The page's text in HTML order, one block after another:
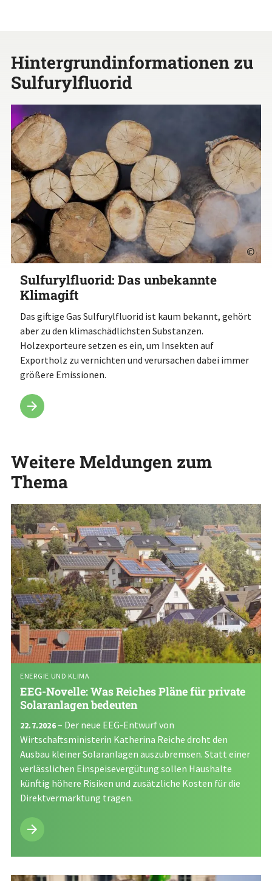
Hintergrundinformationen zu
Sulfurylfluorid
©
Sulfurylfluorid: Das unbekannte
Klimagift
Das giftige Gas Sulfurylfluorid ist kaum bekannt, gehört
aber zu den klimaschädlichsten Substanzen.
Holzexporteure setzen es ein, um Insekten auf
Exportholz zu vernichten und verursachen dabei immer
größere Emissionen.
Weitere Meldungen zum
Thema
©
EEG-Novelle: Was Reiches Pläne für private
Solaranlagen bedeuten
ENERGIE UND KLIMA
22.7.2026– Der neue EEG-Entwurf von
Wirtschaftsministerin Katherina Reiche droht den
Ausbau kleiner Solaranlagen auszubremsen. Statt einer
verlässlichen Einspeisevergütung sollen Haushalte
künftig höhere Risiken und zusätzliche Kosten für die
Direktvermarktung tragen.